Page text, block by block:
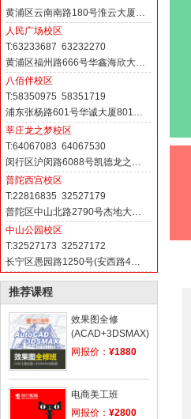
黄浦区云南南路180号淮云大厦…
人民广场校区
T:63233687 63232270
黄浦区福州路666号华鑫海欣大…
八佰伴校区
T:58350975 58351719
浦东张杨路601号华诚大厦801…
莘庄龙之梦校区
T:64067083 64067530
闵行区沪闵路6088号凯德龙之…
普陀西宫校区
T:22816835 32527179
普陀区中山北路2790号杰地大…
中山公园校区
T:32527173 32527172
长宁区愚园路1250号(安西路4…
推荐课程
效果图全修
(ACAD+3DSMAX)
网报价： ¥1880
电商美工班
网报价： ¥2800